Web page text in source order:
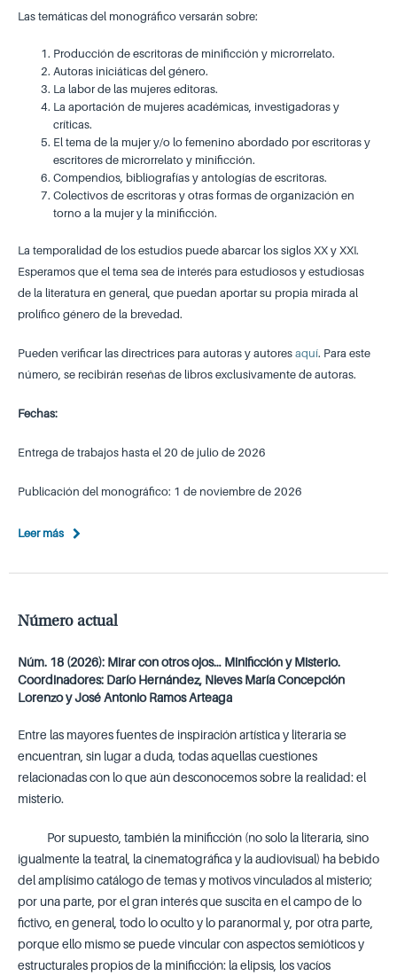
Las temáticas del monográfico versarán sobre:
Producción de escritoras de minificción y microrrelato.
Autoras iniciáticas del género.
La labor de las mujeres editoras.
La aportación de mujeres académicas, investigadoras y
críticas.
El tema de la mujer y/o lo femenino abordado por escritoras y
escritores de microrrelato y minificción.
Compendios, bibliografías y antologías de escritoras.
Colectivos de escritoras y otras formas de organización en
torno a la mujer y la minificción.
La temporalidad de los estudios puede abarcar los siglos XX y XXI.
Esperamos que el tema sea de interés para estudiosos y estudiosas
de la literatura en general, que puedan aportar su propia mirada al
prolífico género de la brevedad.
Pueden verificar las directrices para autoras y autoresaquí. Para este
número, se recibirán reseñas de libros exclusivamente de autoras.
Fechas:
Entrega de trabajos hasta el 20 de julio de 2026
Publicación del monográfico: 1 de noviembre de 2026
Leer más
Número actual
Núm. 18 (2026): Mirar con otros ojos… Minificción y Misterio.
Coordinadores: Darío Hernández, Nieves María Concepción
Lorenzo y José Antonio Ramos Arteaga
Entre las mayores fuentes de inspiración artística y literaria se
encuentran, sin lugar a duda, todas aquellas cuestiones
relacionadas con lo que aún desconocemos sobre la realidad: el
misterio.
Por supuesto, también la minificción (no solo la literaria, sino
igualmente la teatral, la cinematográfica y la audiovisual) ha bebido
del amplísimo catálogo de temas y motivos vinculados al misterio;
por una parte, por el gran interés que suscita en el campo de lo
fictivo, en general, todo lo oculto y lo paranormal y, por otra parte,
porque ello mismo se puede vincular con aspectos semióticos y
estructurales propios de la minificción: la elipsis, los vacíos